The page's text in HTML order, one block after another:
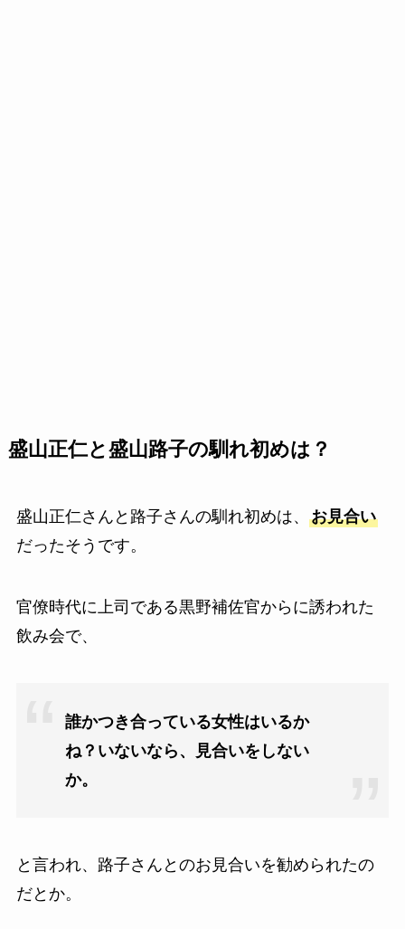
盛山正仁と盛山路子の馴れ初めは？
盛山正仁さんと路子さんの馴れ初めは、 お見合い
だったそうです。
官僚時代に上司である黒野補佐官からに誘われた
飲み会で、
誰かつき合っている女性はいるか
ね？いないなら、見合いをしない
か。
と言われ、路子さんとのお見合いを勧められたの
だとか。